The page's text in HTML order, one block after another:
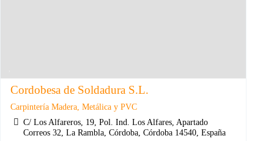
Cordobesa de Soldadura S.L.
Carpintería Madera, Metálica y PVC
C/ Los Alfareros, 19, Pol. Ind. Los Alfares, Apartado
Correos 32, La Rambla, Córdoba, Córdoba 14540, España